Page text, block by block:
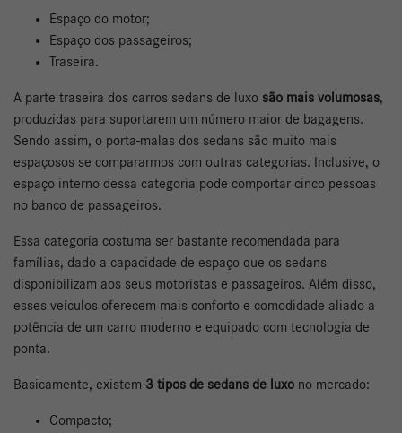
Espaço do motor;
Espaço dos passageiros;
Traseira.
A parte traseira dos carros sedans de luxo são mais volumosas,
produzidas para suportarem um número maior de bagagens.
Sendo assim, o porta-malas dos sedans são muito mais
espaçosos se compararmos com outras categorias. Inclusive, o
espaço interno dessa categoria pode comportar cinco pessoas
no banco de passageiros.
Essa categoria costuma ser bastante recomendada para
famílias, dado a capacidade de espaço que os sedans
disponibilizam aos seus motoristas e passageiros. Além disso,
esses veículos oferecem mais conforto e comodidade aliado a
potência de um carro moderno e equipado com tecnologia de
ponta.
Basicamente, existem 3 tipos de sedans de luxo no mercado:
Compacto;